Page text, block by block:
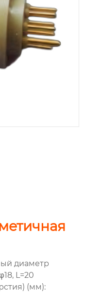
диаметр
L=20
(мм):